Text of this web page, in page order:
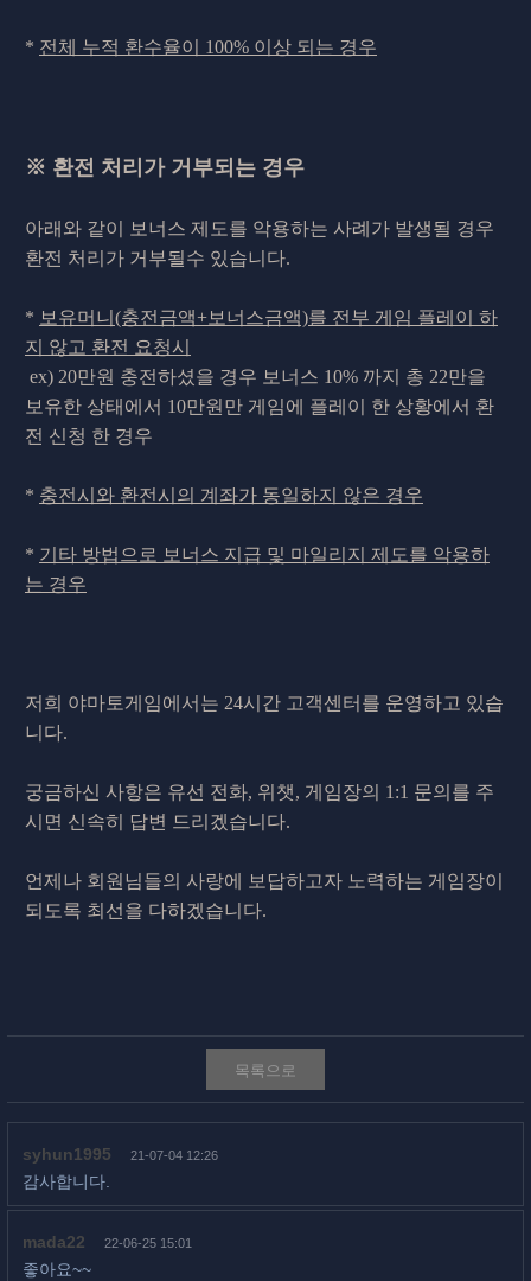
* 전체 누적 환수율이 100% 이상 되는 경우
※ 환전 처리가 거부되는 경우
아래와 같이 보너스 제도를 악용하는 사례가 발생될 경우
환전 처리가 거부될수 있습니다.
* 보유머니(충전금액+보너스금액)를 전부 게임 플레이 하
지 않고 환전 요청시
ex) 20만원 충전하셨을 경우 보너스 10% 까지 총 22만을
보유한 상태에서 10만원만 게임에 플레이 한 상황에서 환
전 신청 한 경우
* 충전시와 환전시의 계좌가 동일하지 않은 경우
* 기타 방법으로 보너스 지급 및 마일리지 제도를 악용하
는 경우
저희 야마토게임에서는 24시간 고객센터를 운영하고 있습
니다.
궁금하신 사항은 유선 전화, 위챗, 게임장의 1:1 문의를 주
시면 신속히 답변 드리겠습니다.
언제나 회원님들의 사랑에 보답하고자 노력하는 게임장이
되도록 최선을 다하겠습니다.
목록으로
syhun1995 21-07-04 12:26
감사합니다.
mada22 22-06-25 15:01
좋아요~~